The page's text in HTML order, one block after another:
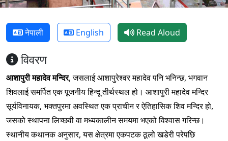
नेपाली English Read Aloud
विवरण
आशापुरी महादेव मन्दिर, जसलाई आशापुरेश्वर महादेव पनि भनिन्छ, भगवान
शिवलाई समर्पित एक पूजनीय हिन्दू तीर्थस्थल हो। आशापुरी महादेव मन्दिर
सूर्यविनायक, भक्तपुरमा अवस्थित एक प्राचीन र ऐतिहासिक शिव मन्दिर हो,
जसको स्थापना लिच्छवी वा मध्यकालीन समयमा भएको विश्वास गरिन्छ।
स्थानीय कथानक अनुसार, यस क्षेत्रमा एकपटक ठूलो खडेरी परेपछि